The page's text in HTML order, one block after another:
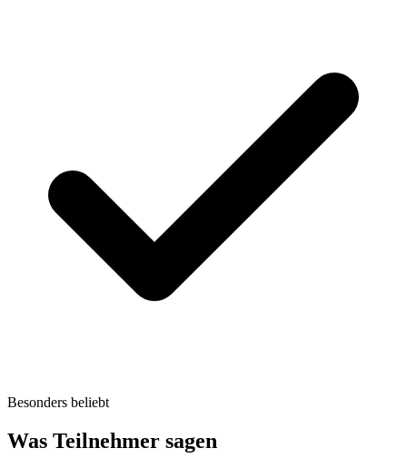
Besonders beliebt
Was Teilnehmer sagen